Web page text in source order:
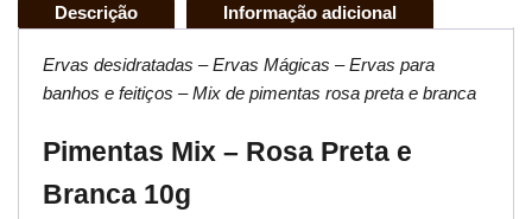
Descrição Informação adicional
Ervas desidratadas – Ervas Mágicas – Ervas para
banhos e feitiços – Mix de pimentas rosa preta e branca
Pimentas Mix – Rosa Preta e
Branca 10g